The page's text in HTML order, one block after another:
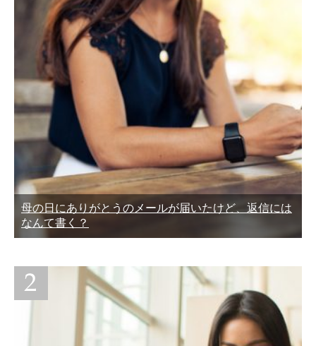
母の日にありがとうのメールが届いたけど、返信には
なんて書く？